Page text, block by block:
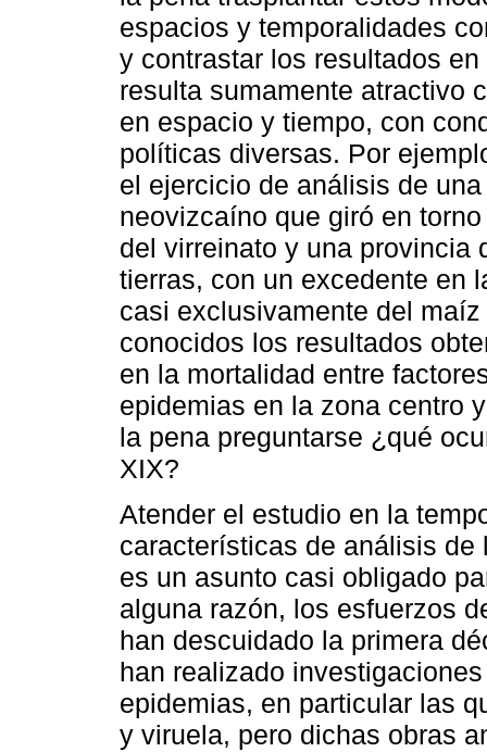
espacios y temporalidades
y contrastar los resultados
resulta sumamente atractivo
en espacio y tiempo, con
políticas diversas. Por
el ejercicio de análisis de
neovizcaíno que giró en
del virreinato y una provincia
tierras, con un excedente en
casi exclusivamente del
conocidos los resultados
en la mortalidad entre
epidemias en la zona centro
la pena preguntarse ¿qué
XIX?
Atender el estudio en la
características de análisis
es un asunto casi obligado
alguna razón, los esfuerzos
han descuidado la primera
han realizado
epidemias, en particular las
y viruela, pero dichas obras